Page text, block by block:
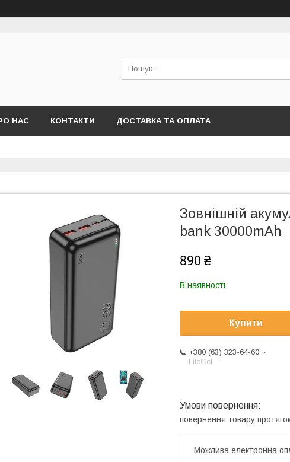
НАС КОНТАКТИ ДОСТАВКА ТА ОПЛАТА
Зовнішній
bank 30000mAh
890 ₴
В наявності
Купити
+380 (63) 323-64-60
LifeCell
повернення товару